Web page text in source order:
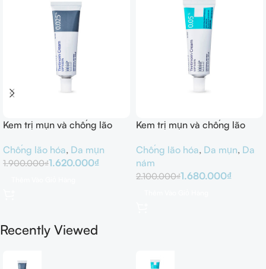
Kem trị mụn và chống lão
Cream 20g
Chống lão hóa, Da mụn
1.900.000₫1.620.000₫
Kem trị mụn và chống lão
Cream 20g
Chống lão hóa, Da mụn, Da
nám
2.100.000₫1.680.000₫
Recently Viewed